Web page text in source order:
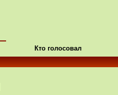
Кто голосовал